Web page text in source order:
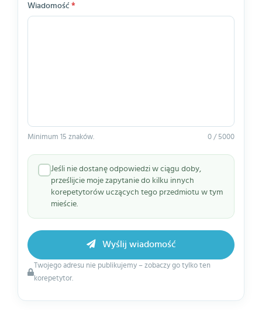
Wiadomość *
Minimum 15 znaków. 0 / 5000
Jeśli nie dostanę odpowiedzi w ciągu doby,
prześlijcie moje zapytanie do kilku innych
korepetytorów uczących tego przedmiotu w tym
mieście.
Twojego adresu nie publikujemy – zobaczy go tylko ten
korepetytor.
Wyślij wiadomość